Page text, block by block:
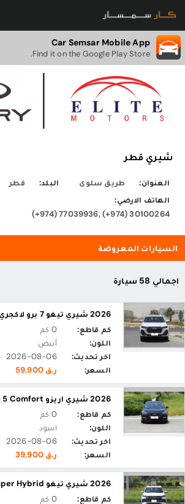
Car Semsar Mobile App
Find it on the Google Play Store.
شيري قطر
العنوان: طريق سلوى البلد:
قطر
الهاتف الارضي:
(+974) 77039936, (+974) 30100264
السيارات المعروضة
اجمالي 58 سيارة
2026 شيري تيغو 7 برو لاكجري
كم قاطع:
0 كم
اللون:
أبيض
اخر تحديث:
2026-08-06
السعر:
ر.ق 59,900
2026 شيري اريزو Arrizo 5 Comfort
كم قاطع:
0 كم
اللون:
اسود
اخر تحديث:
2026-08-06
السعر:
ر.ق 39,900
2026 شيري تيغو Tiggo 8 Super Hybrid
كم قاطع:
0 كم